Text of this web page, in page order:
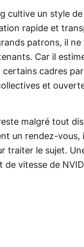
cultive un style
rapide et
patrons, il
Car il
certains cadres
et
malgré tout
un rendez-
traiter le sujet.
de vitesse de